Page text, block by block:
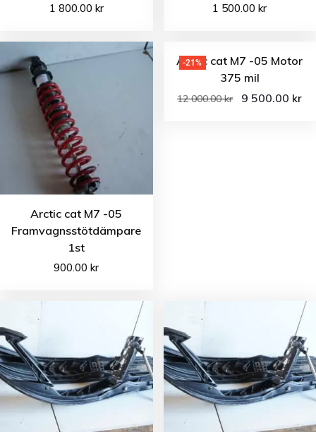
1 800.00 kr 1 500.00kr
Arctic cat M7 -05
Framvagnsstötdämpare
1st
900.00kr
-21%
Arctic cat M7 -05 Motor
375 mil
12 000.00kr 9 500.00 kr